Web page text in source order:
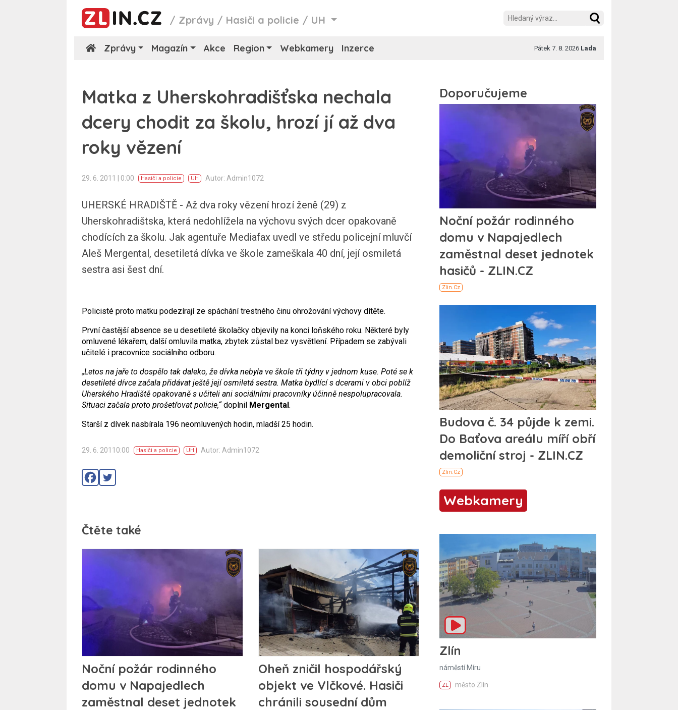
/ Zprávy / Hasiči a policie / UH
Zprávy Magazín Akce Region Webkamery Inzerce Pátek 7. 8. 2026 Lada
Matka z Uherskohradišťska nechala
dcery chodit za školu, hrozí jí až dva
roky vězení
29. 6. 2011 | 0:00 Hasiči a policie UH Autor: Admin1072
UHERSKÉ HRADIŠTĚ - Až dva roky vězení hrozí ženě (29) z
Uherskohradištska, která nedohlížela na výchovu svých dcer opakovaně
chodících za školu. Jak agentuře Mediafax uvedl ve středu policejní mluvčí
Aleš Mergental, desetiletá dívka ve škole zameškala 40 dní, její osmiletá
sestra asi šest dní.
Policisté proto matku podezírají ze spáchání trestného činu ohrožování výchovy dítěte.
První častější absence se u desetileté školačky objevily na konci loňského roku. Některé byly
omluvené lékařem, další omluvila matka, zbytek zůstal bez vysvětlení. Případem se zabývali
učitelé i pracovnice sociálního odboru.
„Letos na jaře to dospělo tak daleko, že dívka nebyla ve škole tři týdny v jednom kuse. Poté se k
desetileté dívce začala přidávat ještě její osmiletá sestra. Matka bydlící s dcerami v obci poblíž
Uherského Hradiště opakovaně s učiteli ani sociálními pracovníky účinně nespolupracovala.
Situaci začala proto prošetřovat policie,“doplnil Mergental.
Starší z dívek nasbírala 196 neomluvených hodin, mladší 25 hodin.
29. 6. 20110:00 Hasiči a policie UH Autor: Admin1072
Čtěte také
Noční požár rodinného
domu v Napajedlech
zaměstnal deset jednotek
Oheň zničil hospodářský
objekt ve Vlčkové. Hasiči
chránili sousední dům
Webkamery
Zlín
náměstí Míru
ZL město Zlín